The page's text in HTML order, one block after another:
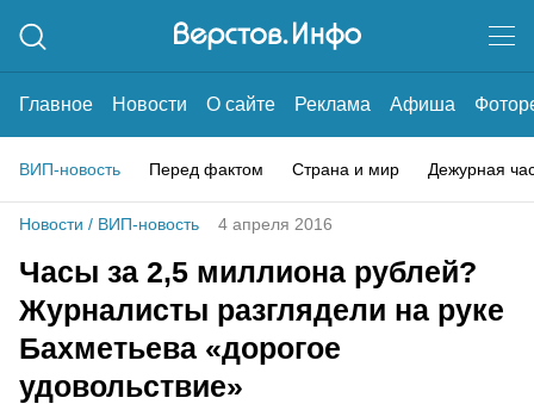
Главное Новости О сайте Реклама Афиша
ВИП-новость Перед фактом Страна и мир Дежурная
Новости / ВИП-новость 4 апреля 2016
Часы за 2,5 миллиона рублей?
Журналисты разглядели на руке
Бахметьева «дорогое
удовольствие»